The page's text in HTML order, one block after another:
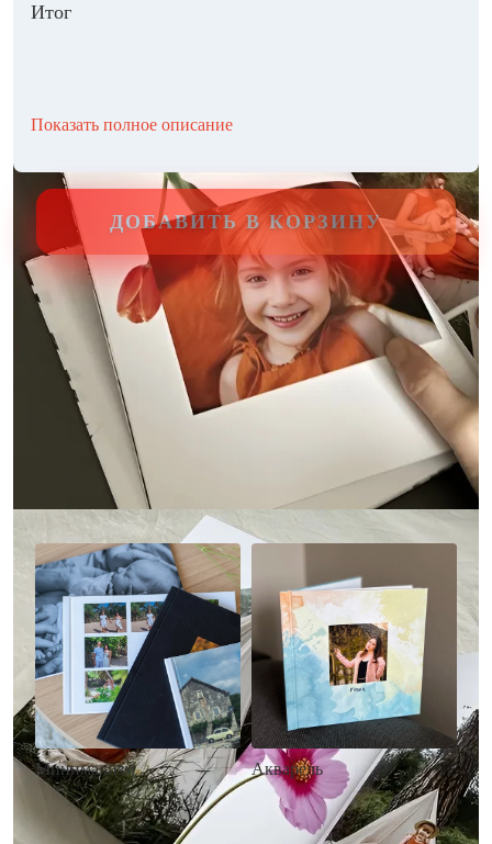
Итог
Показать полное описание
ДОБАВИТЬ В КОРЗИНУ
Другие стили фотокниг
Минимализм
• Без декора
• Выбор цвета фона
Акварель
• Декор в стиле
акварельных красок